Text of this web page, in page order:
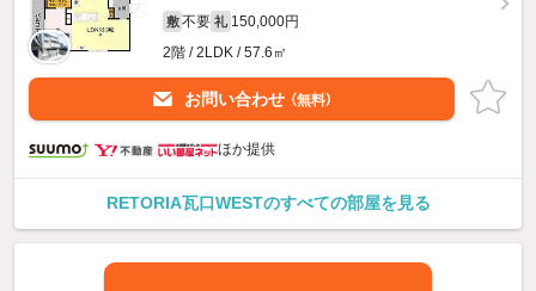
敷 不要 礼 150,000円
2階 / 2LDK / 57.6㎡
お問い合わせ （無料）
ほか提供
RETORIA瓦口WESTのすべての部屋を見る